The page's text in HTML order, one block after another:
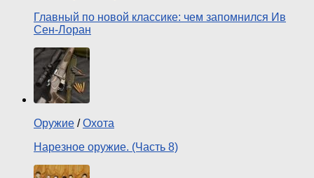
Главный по новой классике: чем запомнился Ив
Сен-Лоран
Оружие /Охота
Нарезное оружие. (Часть 8)